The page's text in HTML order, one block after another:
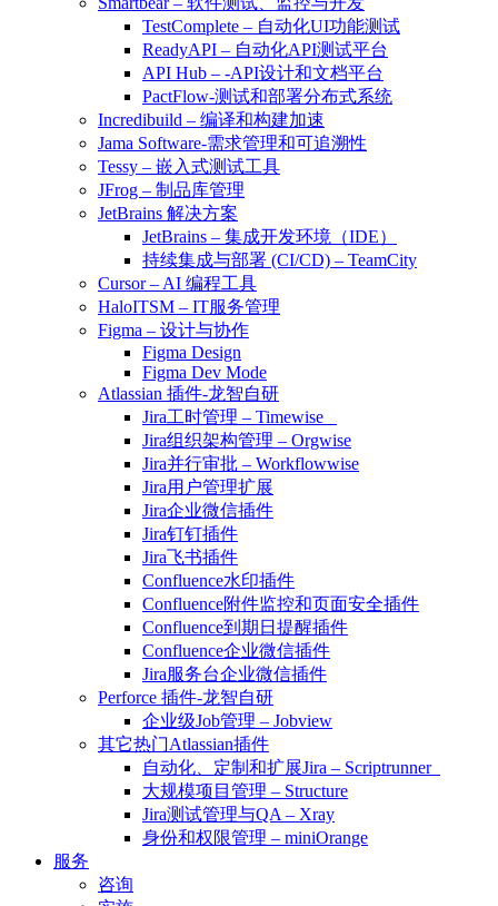
TestComplete – 自动化UI功能测试
ReadyAPI – 自动化API测试平台
API Hub – -API设计和文档平台
PactFlow-测试和部署分布式系统
Incredibuild – 编译和构建加速
Jama Software-需求管理和可追溯性
Tessy – 嵌入式测试工具
JFrog – 制品库管理
JetBrains 解决方案
JetBrains – 集成开发环境（IDE）
持续集成与部署 (CI/CD) – TeamCity
Cursor – AI 编程工具
HaloITSM – IT服务管理
Figma – 设计与协作
Figma Design
Figma Dev Mode
Atlassian 插件-龙智自研
Jira工时管理 – Timewise
Jira组织架构管理 – Orgwise
Jira并行审批 – Workflowwise
Jira用户管理扩展
Jira企业微信插件
Jira钉钉插件
Jira飞书插件
Confluence水印插件
Confluence附件监控和页面安全插件
Confluence到期日提醒插件
Confluence企业微信插件
Jira服务台企业微信插件
Perforce 插件-龙智自研
企业级Job管理 – Jobview
其它热门Atlassian插件
自动化、定制和扩展Jira – Scriptrunner
大规模项目管理 – Structure
Jira测试管理与QA – Xray
身份和权限管理 – miniOrange
服务
咨询